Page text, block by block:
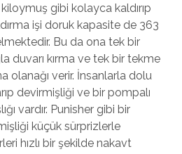
kiloymuş gibi kolayca kaldırıp
işi doruk kapasite de 363
Bu da ona tek bir
duvarı kırma ve tek bir tekme
olanağı verir. İnsanlarla dolu
devirmişliği ve bir pompalı
vardır. Punisher gibi bir
küçük sürprizlerle
hızlı bir şekilde nakavt